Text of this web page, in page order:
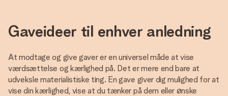
Gaveideer til enhver anledning
At modtage og give gaver er en universel måde at vise
værdsættelse og kærlighed på. Det er mere end bare at
udveksle materialistiske ting. En gave giver dig mulighed for at
vise din kærlighed, vise at du tænker på dem eller ønske